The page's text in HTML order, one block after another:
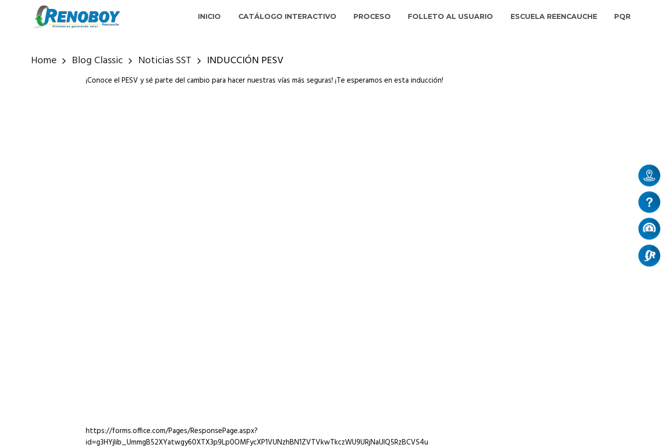
INICIO CATÁLOGO INTERACTIVO PROCESO FOLLETO AL USUARIO ESCUELA REENCAUCHE PQR
Home Blog Classic Noticias SST INDUCCIÓN PESV
¡Conoce el PESV y sé parte del cambio para hacer nuestras vías más seguras! ¡Te esperamos en esta inducción!
https://forms.office.com/Pages/ResponsePage.aspx?
id=g3HYjlib_UmmgB52XYatwgy60XTX3p9Lp0OMFycXP1VUNzhBN1ZVTVkwTkczWU9URjNaUlQ5RzBCVS4u